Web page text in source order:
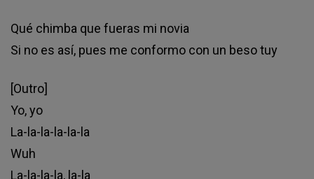
Qué chimba que fueras mi novia
Si no es así, pues me conformo con un beso tuy
[Outro]
Yo, yo
La-la-la-la-la-la
Wuh
La-la-la-la, la-la